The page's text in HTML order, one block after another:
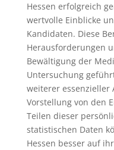
Hessen erfolgreich
wertvolle Einblicke
Kandidaten. Diese
Herausforderungen
Bewältigung der
Untersuchung
weiterer essenzieller
Vorstellung von den
Teilen dieser
statistischen Daten
Hessen besser auf